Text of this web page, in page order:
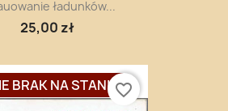
ładunków...
25,00 zł
BRAK NA STANIEfavorite_border